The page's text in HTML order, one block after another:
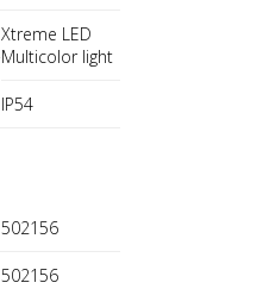
Xtreme LED
Multicolor light
IP54
502156
502156